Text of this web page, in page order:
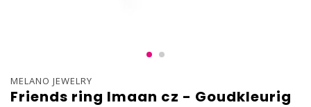
MELANO JEWELRY
Friends ring Imaan cz - Goudkleurig